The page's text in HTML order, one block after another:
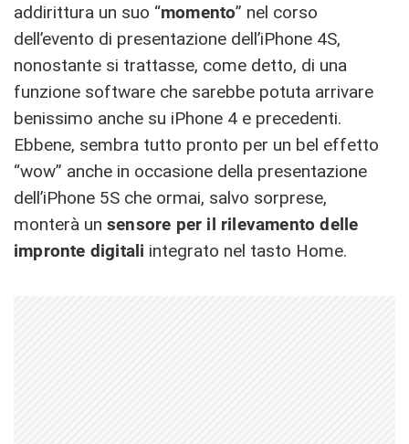
addirittura un suo “momento” nel corso
dell’evento di presentazione dell’iPhone 4S,
nonostante si trattasse, come detto, di una
funzione software che sarebbe potuta arrivare
benissimo anche su iPhone 4 e precedenti.
Ebbene, sembra tutto pronto per un bel effetto
“wow” anche in occasione della presentazione
dell’iPhone 5S che ormai, salvo sorprese,
monterà un sensore per il rilevamento delle
impronte digitali integrato nel tasto Home.